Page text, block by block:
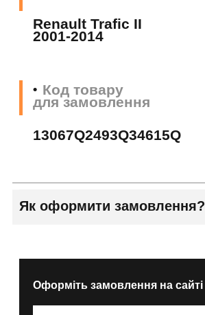
Renault Trafic II
2001-2014
Код товару
для замовлення
13067Q2493Q34615Q
Як оформити замовлення?
Оформіть замовлення на сайті